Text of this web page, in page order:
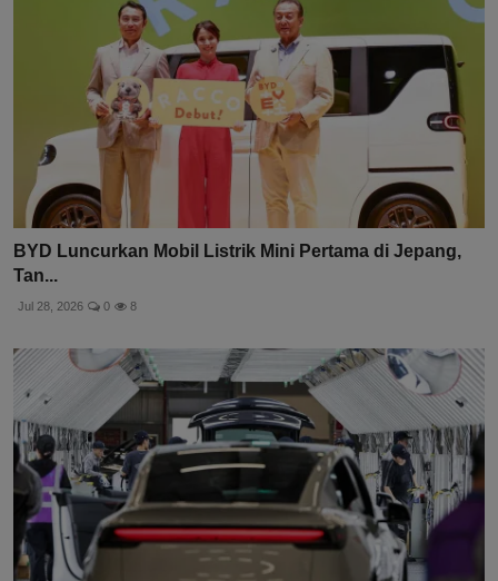
BYD Luncurkan Mobil Listrik Mini Pertama di Jepang,
Tan...
Jul 28, 2026 0 8